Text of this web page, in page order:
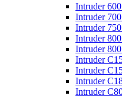
Intruder
Intruder
Intruder
Intruder
Intruder
Intruder
Intruder
Intruder
Intruder